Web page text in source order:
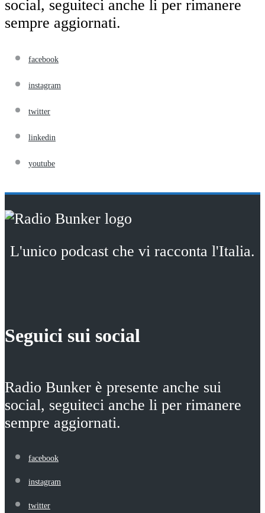
social, seguiteci anche li per rimanere
sempre aggiornati.
facebook
instagram
twitter
linkedin
youtube
L'unico podcast che vi racconta l'Italia.
Seguici sui social
Radio Bunker è presente anche sui
social, seguiteci anche li per rimanere
sempre aggiornati.
facebook
instagram
twitter